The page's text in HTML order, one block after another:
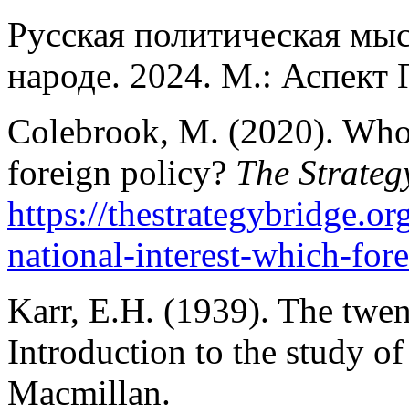
Русская политическая
народе. 2024. М.: Аспект
Colebrook, M. (2020).
foreign policy? The
https://thestrategybridge.
national-interest-which-
Karr, E.H. (1939). The
Introduction to the study
Macmillan.